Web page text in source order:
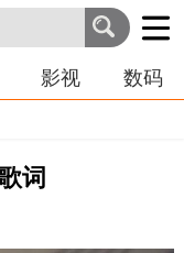
职业
影视 数码
词